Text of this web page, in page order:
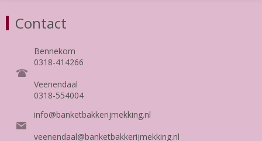
Contact
Bennekom
0318-414266
Veenendaal
0318-554004
info@banketbakkerijmekking.nl
veenendaal@banketbakkerijmekking.nl